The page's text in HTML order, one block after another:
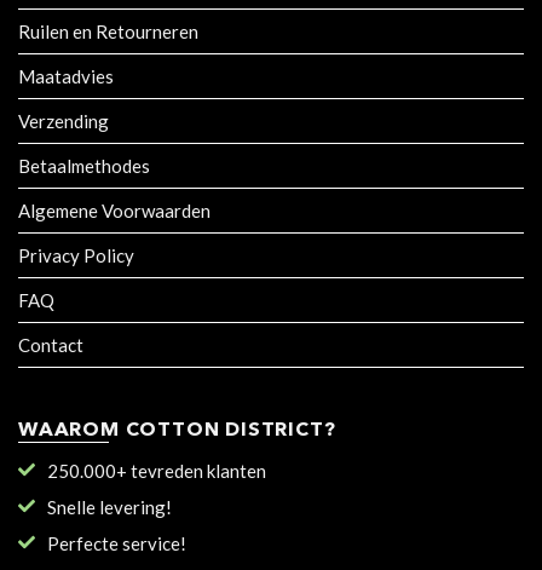
Ruilen en Retourneren
Maatadvies
Verzending
Betaalmethodes
Algemene Voorwaarden
Privacy Policy
FAQ
Contact
WAAROM COTTON DISTRICT?
250.000+ tevreden klanten
Snelle levering!
Perfecte service!